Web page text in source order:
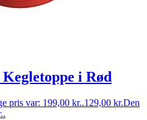
i Rød
pris var: 199,00 kr..129,00 kr.Den